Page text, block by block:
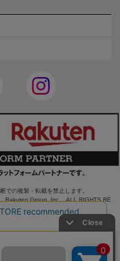
での複製・転載を禁止します。
Rakuten Group, Inc. ALL RIGHTS RE